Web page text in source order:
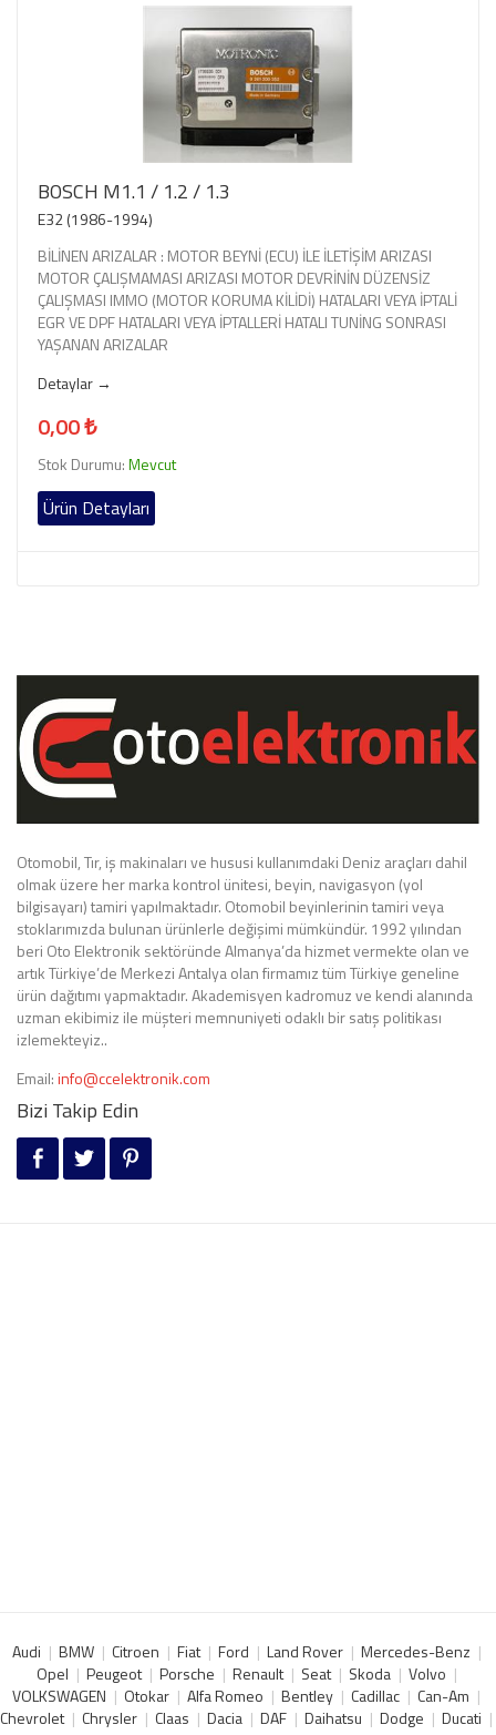
BOSCH M1.1 / 1.2 / 1.3
E32 (1986-1994)
BİLİNEN ARIZALAR : MOTOR BEYNİ (ECU) İLE İLETİŞİM ARIZASI
MOTOR ÇALIŞMAMASI ARIZASI MOTOR DEVRİNİN DÜZENSİZ
ÇALIŞMASI IMMO (MOTOR KORUMA KİLİDİ) HATALARI VEYA İPTALİ
EGR VE DPF HATALARI VEYA İPTALLERİ HATALI TUNİNG SONRASI
YAŞANAN ARIZALAR
Detaylar →
0,00 ₺
Stok Durumu:Mevcut
Ürün Detayları
Otomobil, Tır, iş makinaları ve hususi kullanımdaki Deniz araçları dahil
olmak üzere her marka kontrol ünitesi, beyin, navigasyon (yol
bilgisayarı) tamiri yapılmaktadır. Otomobil beyinlerinin tamiri veya
stoklarımızda bulunan ürünlerle değişimi mümkündür. 1992 yılından
beri Oto Elektronik sektöründe Almanya’da hizmet vermekte olan ve
artık Türkiye’de Merkezi Antalya olan firmamız tüm Türkiye geneline
ürün dağıtımı yapmaktadır. Akademisyen kadromuz ve kendi alanında
uzman ekibimiz ile müşteri memnuniyeti odaklı bir satış politikası
izlemekteyiz..
Email:info@ccelektronik.com
Bizi Takip Edin
Audi BMW Citroen Fiat Ford Land Rover
Mercedes-Benz
Opel
Peugeot Porsche Renault Seat Skoda
Volvo
VOLKSWAGEN
Otokar Alfa Romeo Bentley Cadillac
Can-Am
Chevrolet
Chrysler Claas Dacia DAF Daihatsu Dodge
Ducati